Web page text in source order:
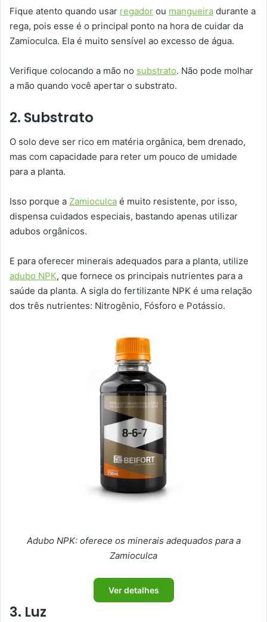
Fique atento quando usar regador ou mangueira durante a
rega, pois esse é o principal ponto na hora de cuidar da
Zamioculca. Ela é muito sensível ao excesso de água.
Verifique colocando a mão no substrato. Não pode molhar
a mão quando você apertar o substrato.
2. Substrato
O solo deve ser rico em matéria orgânica, bem drenado,
mas com capacidade para reter um pouco de umidade
para a planta.
Isso porque a Zamioculca é muito resistente, por isso,
dispensa cuidados especiais, bastando apenas utilizar
adubos orgânicos.
E para oferecer minerais adequados para a planta, utilize
adubo NPK, que fornece os principais nutrientes para a
saúde da planta. A sigla do fertilizante NPK é uma relação
dos três nutrientes: Nitrogênio, Fósforo e Potássio.
Adubo NPK: oferece os minerais adequados para a
Zamioculca
Ver detalhes
3. Luz